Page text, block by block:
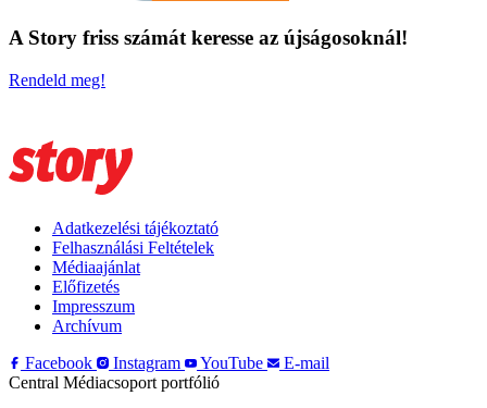
A Story friss számát keresse az újságosoknál!
Rendeld meg!
Adatkezelési tájékoztató
Felhasználási Feltételek
Médiaajánlat
Előfizetés
Impresszum
Archívum
Facebook
Instagram YouTube
E-mail
Central Médiacsoport portfólió